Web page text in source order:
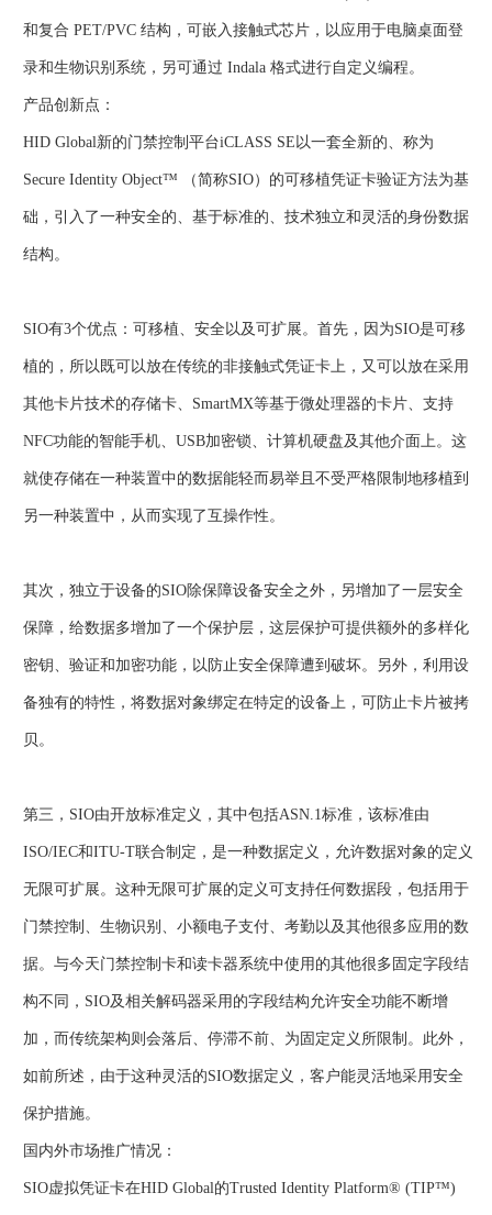
和复合 PET/PVC 结构，可嵌入接触式芯片，以应用于电脑桌面登
录和生物识别系统，另可通过 Indala 格式进行自定义编程。
产品创新点：
HID Global新的门禁控制平台iCLASS SE以一套全新的、称为
Secure Identity Object™ （简称SIO）的可移植凭证卡验证方法为基
础，引入了一种安全的、基于标准的、技术独立和灵活的身份数据
结构。
SIO有3个优点：可移植、安全以及可扩展。首先，因为SIO是可移
植的，所以既可以放在传统的非接触式凭证卡上，又可以放在采用
其他卡片技术的存储卡、SmartMX等基于微处理器的卡片、支持
NFC功能的智能手机、USB加密锁、计算机硬盘及其他介面上。这
就使存储在一种装置中的数据能轻而易举且不受严格限制地移植到
另一种装置中，从而实现了互操作性。
其次，独立于设备的SIO除保障设备安全之外，另增加了一层安全
保障，给数据多增加了一个保护层，这层保护可提供额外的多样化
密钥、验证和加密功能，以防止安全保障遭到破坏。另外，利用设
备独有的特性，将数据对象绑定在特定的设备上，可防止卡片被拷
贝。
第三，SIO由开放标准定义，其中包括ASN.1标准，该标准由
ISO/IEC和ITU-T联合制定，是一种数据定义，允许数据对象的定义
无限可扩展。这种无限可扩展的定义可支持任何数据段，包括用于
门禁控制、生物识别、小额电子支付、考勤以及其他很多应用的数
据。与今天门禁控制卡和读卡器系统中使用的其他很多固定字段结
构不同，SIO及相关解码器采用的字段结构允许安全功能不断增
加，而传统架构则会落后、停滞不前、为固定定义所限制。此外，
如前所述，由于这种灵活的SIO数据定义，客户能灵活地采用安全
保护措施。
国内外市场推广情况：
SIO虚拟凭证卡在HID Global的Trusted Identity Platform® (TIP™)